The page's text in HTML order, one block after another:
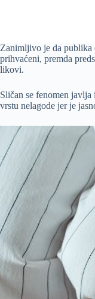
Zanimljivo je da publika
prihvaćeni, premda
likovi.
Sličan se fenomen
vrstu nelagode jer je